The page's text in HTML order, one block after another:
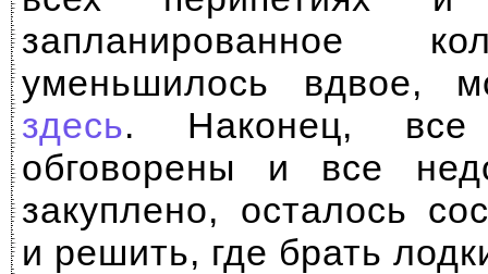
запланированное
уменьшилось вдвое,
здесь. Наконец,
обговорены и все
закуплено, осталось
и решить, где брать